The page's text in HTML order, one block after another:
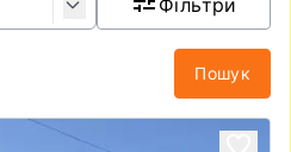
Фільтри
Пошук